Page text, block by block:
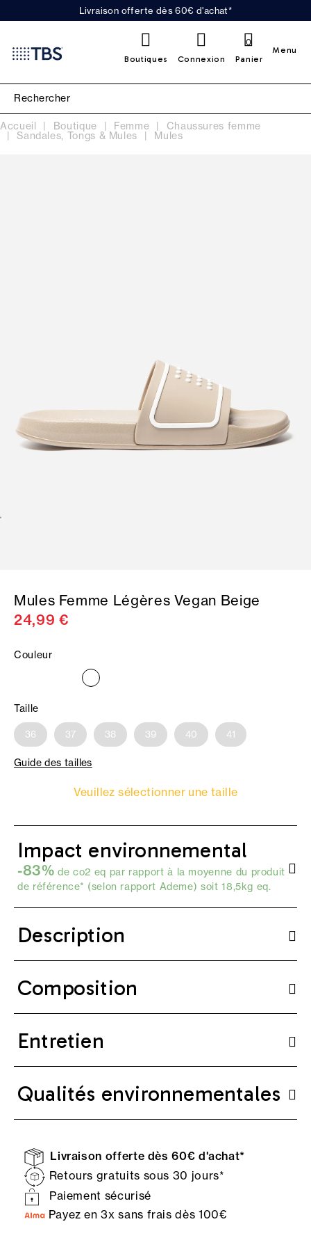
Livraison offerte dès 60€ d'achat*
Boutiques Connexion Panier
0
Menu
Accueil Boutique Femme Chaussures femme
Sandales, Tongs & Mules Mules
Mules Femme Légères Vegan Beige
24,99 €
Couleur
Taille
36 37 38 39 40 41
Guide des tailles
Veuillez sélectionner une taille
Impact environnemental
-83% de co2 eq par rapport à la moyenne du produit
de référence* (selon rapport Ademe) soit 18,5kg eq.
Description
Composition
Entretien
Qualités environnementales
Livraison offerte dès 60€ d'achat*
Retours gratuits sous 30 jours*
Paiement sécurisé
Payez en 3x sans frais dès 100€